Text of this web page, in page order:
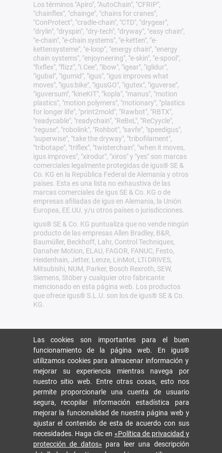
Los términos "Apiro", "AutoChain", "CFRIP",
"chainflex", "chainge", "chains for cranes",
"ConProtect", "cradle-chain", "CTD", "drygear",
"drylin", "dryspin", "dry-tech", "dryway", "easy chain",
"e-chain", "e-chain systems", "e-ketten", "e-
kettensysteme", "e-loop", "energy chain", "energy
chain systems", "enjoyneering", "e-skin", "e-spool",
"fixflex", "flizz", "i.Cee", "ibow", "igear", "iglidur",
"igubal", "igumid", "igus", "igus improves what
moves", "igus:bike", "igusGO", "igutex", "iguverse",
"iguversum", "kineKIT", "kopla", "manus", "motion
plastics", "motion polymers", "motionary", "plastics
for longer life", "print2mold", "Rawbot", "RBTX",
"readycable", "readychain", "ReBeL", "ReCyycle",
"reguse", "robolink", "Rohbot", "savfe", "speedigus",
"superwise", "take the dryway", "tribofilament",
"tribotape", "triflex", "twisterchain", "when it moves,
igus improves", "xirodur", "xiros" y "yes" son marcas
comerciales legalmente protegidas de igus® SE &
Co. KG en la República Federal de Alemania y otros
países. Esta es una lista no exhaustiva de las
marcas comerciales de igus SE & Co. KG o de
empresas afiliadas de igus en Alemania, la Unión
Europea, EE.UU. y/u otros países o jurisdicciones.
igus® SE & Co. KG puntualiza que no vende ningún
producto de las empresas Allen Bradley, B&R,
Baumüller, Beckhoff, Lahr, Control Techniques,
Danaher Motion, ELAU, FAGOR, FANUC, Festo,
Heidenhain, Jetter, Lenze, LinMot, LTi DRiVES,
Mitsubishi, NUM, Parker, Bosch Rexroth, SEW,
Siemens, Stöber y cualquier otro fabricante
mencionado en esta página web. Los productos
que ofrece igus® S.L.U. son los de igus® SE & Co.
KG.
Las cookies son importantes para el buen
funcionamiento de la página web. En igus®
utilizamos cookies para almacenar información y
mejorar su experiencia mientras navega por
nuestro sitio web. Entre otras cosas, esto nos
permite proporcionarle una cuenta de usuario
segura, recopilar información estadística para
mejorar la funcionalidad de nuestra página web y
ajustar el contenido de esta de acuerdo con sus
necesidades. Haga clic en «Política de privacidad y
protección de datos» para leer una descripción